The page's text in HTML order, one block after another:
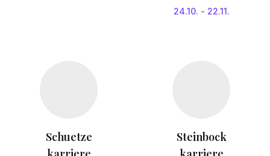
24.10. - 22.11.
Schuetze
Steinbock